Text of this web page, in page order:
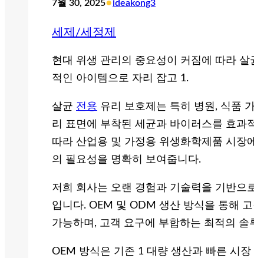
7월 30, 2025•ideakong3
세제/세정제
현대 위생 관리의 중요성이 커짐에 따라
적인 아이템으로 자리 잡고 1.
살균 전용 유리 보호제는 특히 병원, 식품
리 표면에 부착된 세균과 바이러스를 효과
따라 산업용 및 가정용 위생화학제품 시장
의 필요성을 명확히 보여줍니다.
저희 회사는 오랜 경험과 기술력을 기반으
입니다. OEM 및 ODM 생산 방식을 통해
가능하며, 고객 요구에 부합하는 최적의 솔
OEM 방식은 기존 1 대량 생산과 빠른 시